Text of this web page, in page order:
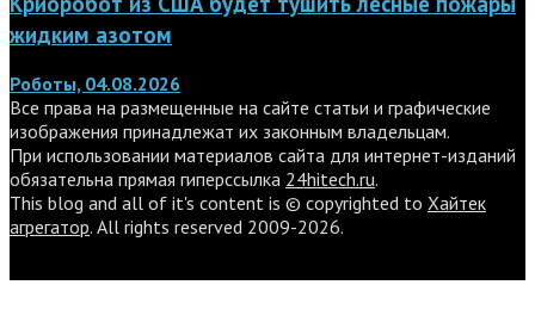
жидким азотом
Роботы, 04.08.2026
Все права на размещенные на сайте статьи и графические
изображения принадлежат их законным владельцам.
При использовании материалов сайта для интернет-изданий
обязательна прямая гиперссылка 24hitech.ru.
This blog and all of it's content is © copyrighted to Хайтек
агрегатор. All rights reserved 2009-2026.